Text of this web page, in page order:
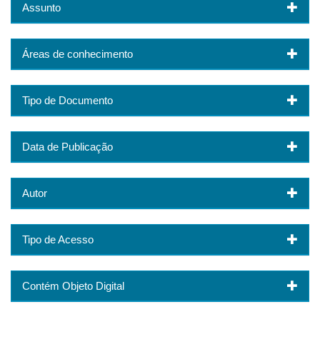
Assunto
Áreas de conhecimento
Tipo de Documento
Data de Publicação
Autor
Tipo de Acesso
Contém Objeto Digital